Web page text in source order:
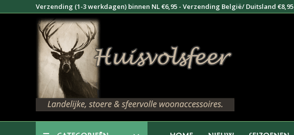
naar
Verzending (1-3 werkdagen) binnen NL €6,95 - Verzending België/ Duitsland €8,95